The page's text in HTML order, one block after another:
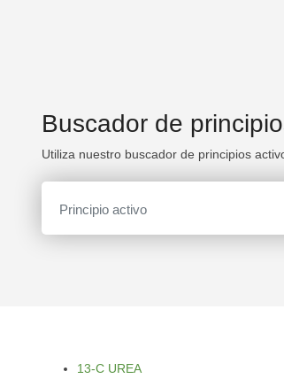
Buscador de
Utiliza nuestro buscador de principios
13-C UREA